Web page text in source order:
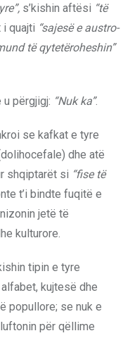
s’kishin aftësi “të
i quajti “sajesë e austro-
të qytetëroheshin”
u përgjigj: “Nuk ka”.
se kafkat e tyre
dhe atë
shqiptarët si “fise të
t’i bindte fuqitë e
jetë të
kulturore.
tipin e tyre
kujtesë dhe
popullore; se nuk e
për qëllime